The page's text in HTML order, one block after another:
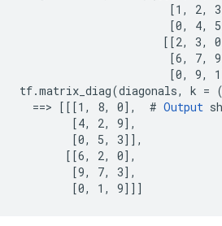
[1, 2,
[0, 4,
[[2, 3,
[6, 7,
[0, 9,
tf.matrix_diag(diagonals, k =
  ==> [[[1, 8, 0],  #
Output
        [4, 2, 9],
        [0, 5, 3]],
       [[6, 2, 0],
        [9, 7, 3],
        [0, 1, 9]]]